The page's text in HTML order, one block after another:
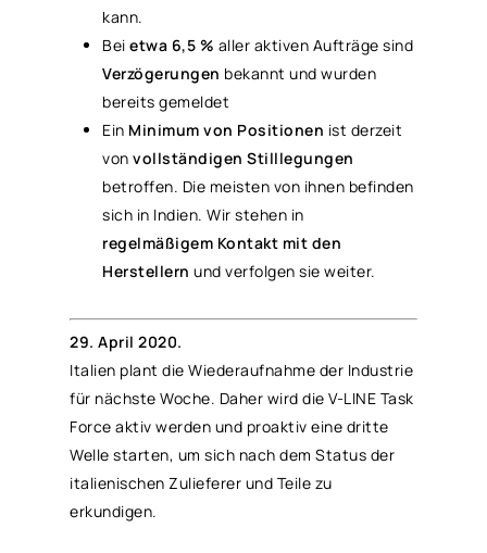
kann.
Beietwa 6,5 % aller aktiven Aufträge sind
Verzögerungen bekannt und wurden
bereits gemeldet
Ein Minimum von Positionen ist derzeit
vonvollständigen Stilllegungen
betroffen. Die meisten von ihnen befinden
sich in Indien. Wir stehen in
regelmäßigem Kontakt mit den
Herstellern und verfolgen sie weiter.
29. April 2020.
Italien plant die Wiederaufnahme der Industrie
für nächste Woche. Daher wird die V-LINE Task
Force aktiv werden und proaktiv eine dritte
Welle starten, um sich nach dem Status der
italienischen Zulieferer und Teile zu
erkundigen.